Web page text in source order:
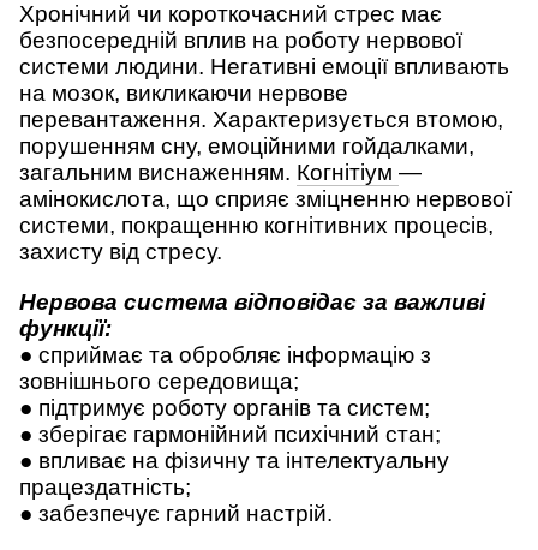
Хронічний чи короткочасний стрес має
безпосередній вплив на роботу нервової
системи людини. Негативні емоції впливають
на мозок, викликаючи нервове
перевантаження. Характеризується втомою,
порушенням сну, емоційними гойдалками,
загальним виснаженням. Когнітіум —
амінокислота, що сприяє зміцненню нервової
системи, покращенню когнітивних процесів,
захисту від стресу.
Нервова система відповідає за важливі
функції:
● сприймає та обробляє інформацію з
зовнішнього середовища;
● підтримує роботу органів та систем;
● зберігає гармонійний психічний стан;
● впливає на фізичну та інтелектуальну
працездатність;
● забезпечує гарний настрій.